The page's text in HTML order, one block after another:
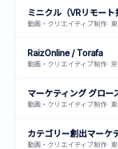
ミニクル（VRリモート
動画・クリエイティブ制作·
RaizOnline / Torafa
動画・クリエイティブ制作·
マーケティング グロー
動画・クリエイティブ制作·
カテゴリー創出マーケ
動画・クリエイティブ制作·